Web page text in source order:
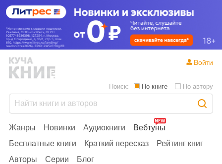
Жанры Новинки Аудиокниги
Вебтуны
Бесплатные книги
Краткий пересказ
Рейтинг книг
Авторы
Серии Блог
Поиск: По книге По автору
Войти